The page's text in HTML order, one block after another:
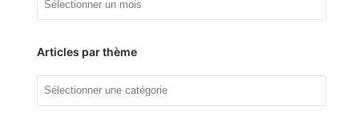
Articles par thème
Articles